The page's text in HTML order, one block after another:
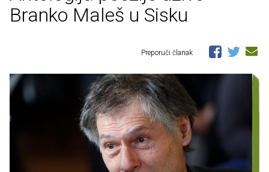
Branko Maleš u Sisku
Preporuči članak